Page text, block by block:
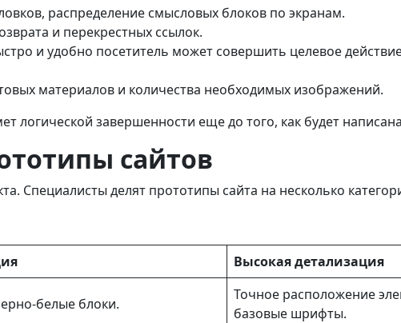
распределение смысловых блоков по экранам.
и перекрестных ссылок.
и удобно посетитель может совершить целевое
материалов и количества необходимых изображений.
завершенности еще до того, как будет
сайтов
Специалисты делят прототипы сайта на несколько
Высокая детализация
белые блоки.
Точное расположение
базовые шрифты.